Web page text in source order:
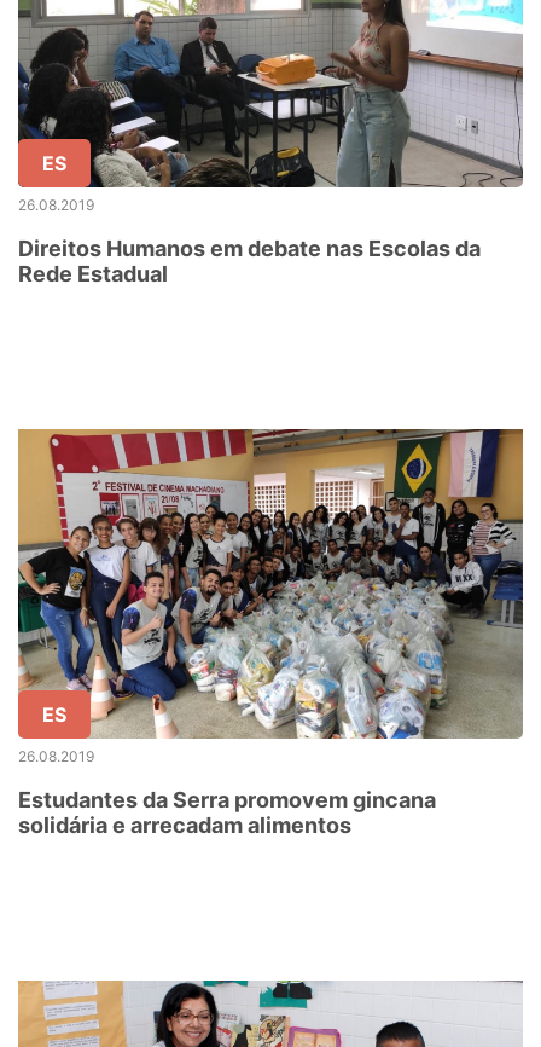
ES
26.08.2019
Direitos Humanos em debate nas Escolas da
Rede Estadual
ES
26.08.2019
Estudantes da Serra promovem gincana
solidária e arrecadam alimentos